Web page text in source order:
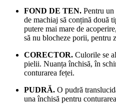
FOND DE TEN. Pentru un
de machiaj să conțină două
putere mai mare de
să nu blocheze porii, pentru
CORECTOR. Culorile se
pielii. Nuanța închisă, în
conturarea feței.
PUDRĂ. O pudră
una închisă pentru